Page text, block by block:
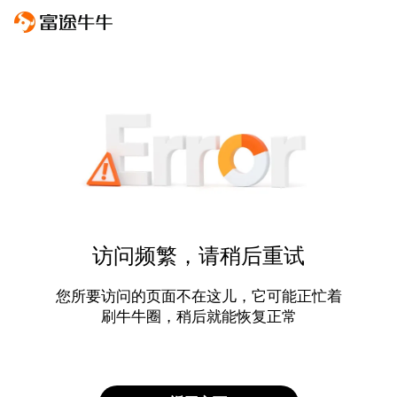
访问频繁，请稍后重试
您所要访问的页面不在这儿，它可能正忙着
刷牛牛圈，稍后就能恢复正常